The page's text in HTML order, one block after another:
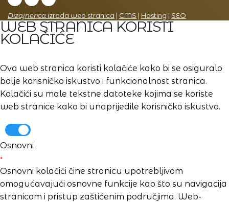
Dizajnerica izrada web stranica | CMS | Hosting | SEO
WEB STRANICA KORISTI
KOLAČIĆE
Ova web stranica koristi kolačiće kako bi se osiguralo
bolje korisničko iskustvo i funkcionalnost stranica.
Kolačići su male tekstne datoteke kojima se koriste
web stranice kako bi unaprijedile korisničko iskustvo.
Osnovni
*
Osnovni kolačići čine stranicu upotrebljivom
omogućavajući osnovne funkcije kao što su navigacija
stranicom i pristup zaštićenim područjima. Web-